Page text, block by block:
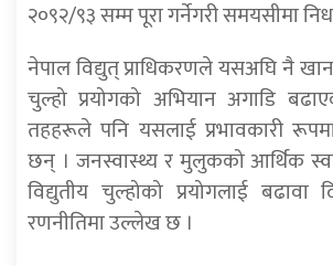
२०९२/९३ सम्म पूरा गर्नेगरी समयसीमा
नेपाल विद्युत् प्राधिकरणले यसअघि नै
चुल्हो प्रयोगको अभियान अगाडि
तहहरूले पनि यसलाई प्रभावकारी
छन् । जनस्वास्थ्य र मुलुकको आर्थिक
विद्युतीय चुल्होको प्रयोगलाई बढावा
रणनीतिमा उल्लेख छ ।